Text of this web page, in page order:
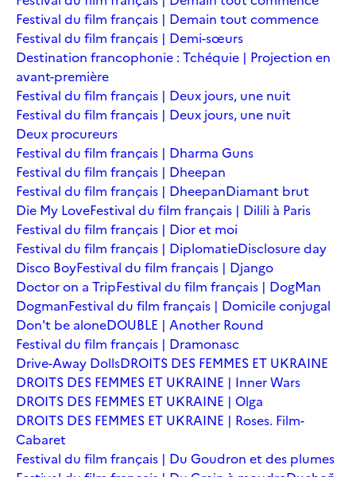
Festival du film français | Demain tout commence
Festival du film français | Demi-sœurs
Destination francophonie : Tchéquie | Projection en
avant-première
Festival du film français | Deux jours, une nuit
Festival du film français | Deux jours, une nuit
Deux procureurs
Festival du film français | Dharma Guns
Festival du film français | Dheepan
Festival du film français | DheepanDiamant brut
Die My LoveFestival du film français | Dilili à Paris
Festival du film français | Dior et moi
Festival du film français | DiplomatieDisclosure day
Disco BoyFestival du film français | Django
Doctor on a TripFestival du film français | DogMan
DogmanFestival du film français | Domicile conjugal
Don't be aloneDOUBLE | Another Round
Festival du film français | Dramonasc
Drive-Away DollsDROITS DES FEMMES ET UKRAINE
DROITS DES FEMMES ET UKRAINE | Inner Wars
DROITS DES FEMMES ET UKRAINE | Olga
DROITS DES FEMMES ET UKRAINE | Roses. Film-
Cabaret
Festival du film français | Du Goudron et des plumes